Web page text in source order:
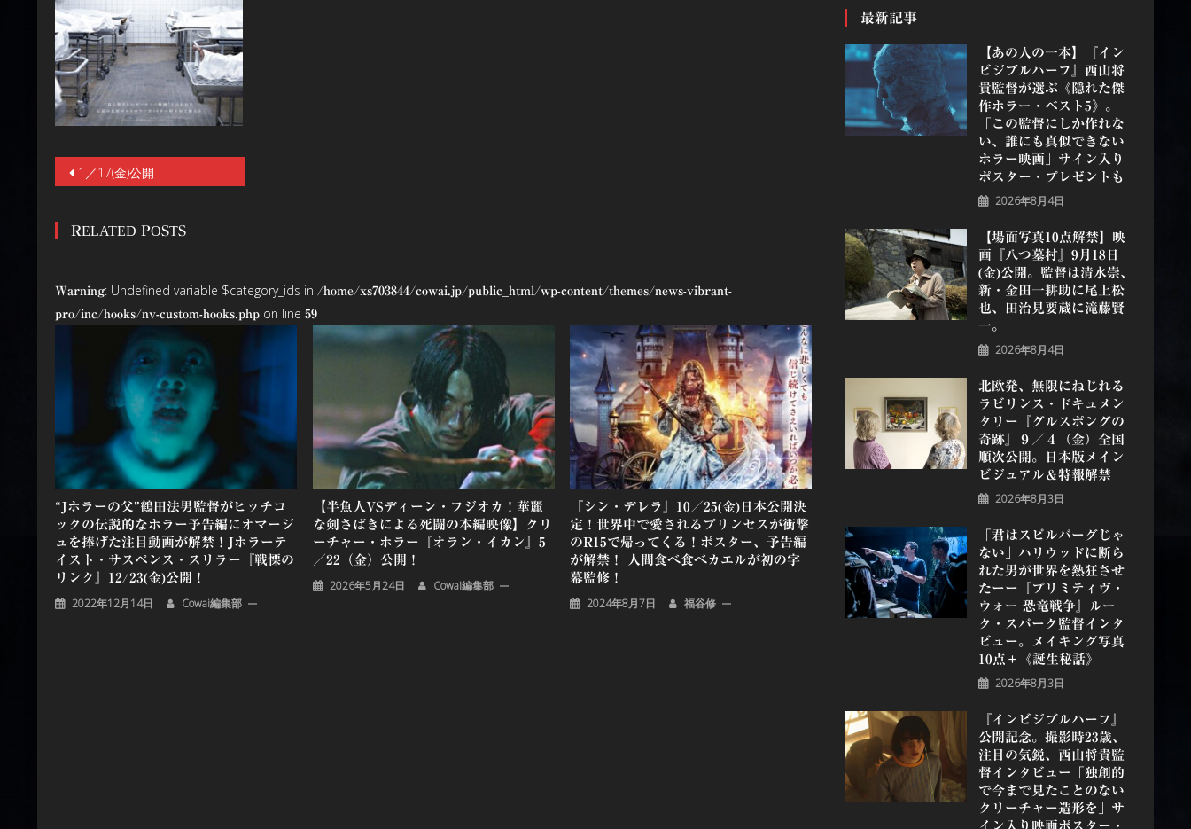
投
ナ
ゲ
シ
ン
1／17(金)公開
RELATED POSTS
Warning: Undefined variable $category_ids in /home/xs703844/cowai.jp/public_html/wp-content/themes/news-vibrant-
pro/inc/hooks/nv-custom-hooks.php on line 59
“Jホラーの父”鶴田法男監督がヒッチコ
ックの伝説的なホラー予告編にオマージ
ュを捧げた注目動画が解禁！Jホラーテ
イスト・サスペンス・スリラー『戦慄の
リンク』12/23(金)公開！
2022年12月14日 Cowai編集部
【半魚人VSディーン・フジオカ！華麗
な剣さばきによる死闘の本編映像】クリ
ーチャー・ホラー『オラン・イカン』5
／22（金）公開！
2026年5月24日 Cowai編集部
『シン・デレラ』10／25(金)日本公開決
定！世界中で愛されるプリンセスが衝撃
のR15で帰ってくる！ポスター、予告編
が解禁！ 人間食べ食べカエルが初の字
幕監修！
2024年8月7日 福谷修
最新記事
【あの人の一本】『イン
ビジブルハーフ』⻄⼭将
貴監督が選ぶ《隠れた傑
作ホラー・ベスト5》。
「この監督にしか作れな
い、誰にも真似できない
ホラー映画」サイン入り
ポスター・プレゼントも
2026年8月4日
【場面写真10点解禁】映
画『八つ墓村』9月18日
(金)公開。監督は清水崇、
新・金田一耕助に尾上松
也、田治見要蔵に滝藤賢
一。
2026年8月4日
北欧発、無限にねじれる
ラビリンス・ドキュメン
タリー『グルスポングの
奇跡』９／４（金）全国
順次公開。日本版メイン
ビジュアル＆特報解禁
2026年8月3日
「君はスピルバーグじゃ
ない」ハリウッドに断ら
れた男が世界を熱狂させ
たーー『プリミティヴ・
ウォー 恐⻯戦争』ルー
ク・スパーク監督インタ
ビュー。メイキング写真
10点＋《誕⽣秘話》
2026年8月3日
『インビジブルハーフ』
公開記念。撮影時23歳、
注目の気鋭、⻄⼭将貴監
督インタビュー「独創的
で今まで見たことのない
クリーチャー造形を」サ
イン入り映画ポスター・